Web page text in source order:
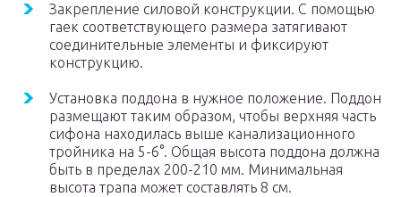
Закрепление силовой конструкции. С помощью
гаек соответствующего размера затягивают
соединительные элементы и фиксируют
конструкцию.
Установка поддона в нужное положение. Поддон
размещают таким образом, чтобы верхняя часть
сифона находилась выше канализационного
тройника на 5-6°. Общая высота поддона должна
быть в пределах 200-210 мм. Минимальная
высота трапа может составлять 8 см.